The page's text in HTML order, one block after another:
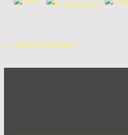
← Article précédent